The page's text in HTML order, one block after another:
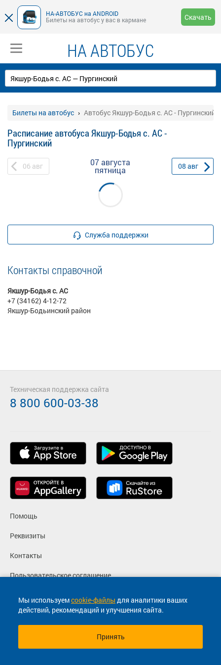
НА-АВТОБУС на ANDROID
Билеты на автобус у вас в кармане
Скачать
НА АВТОБУС
Билеты на автобус Автобус Якшур-Бодья с. АС - Пургинский
Расписание автобуса Якшур-Бодья с. АС -
Пургинский
06 авг 07 августа
пятница 08 авг
Служба поддержки
Контакты справочной
Якшур-Бодья с. АС
+7 (34162) 4-12-72
Якшур-Бодьинский район
Мы используемcookie-файлы для аналитики ваших
действий, рекомендаций и улучшения сайта.
Принять
Помощь
Реквизиты
Контакты
Пользовательское соглашение
Политика конфиденциальности
Согласие на маркетинговые сообщения
Техническая поддержка сайта
8 800 600-03-38
© 2013-2026, ООО "Капитал"- Онлайн сервис продажи